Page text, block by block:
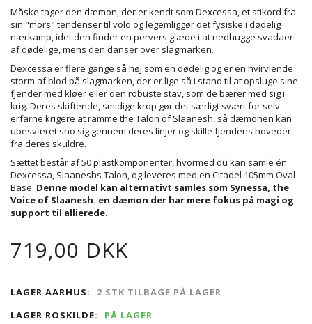
Måske tager den dæmon, der er kendt som Dexcessa, et stikord fra
sin "mors" tendenser til vold og legemliggør det fysiske i dødelig
nærkamp, idet den finder en pervers glæde i at nedhugge svadaer
af dødelige, mens den danser over slagmarken.
Dexcessa er flere gange så høj som en dødelig og er en hvirvlende
storm af blod på slagmarken, der er lige så i stand til at opsluge sine
fjender med kløer eller den robuste stav, som de bærer med sig i
krig. Deres skiftende, smidige krop gør det særligt svært for selv
erfarne krigere at ramme the Talon of Slaanesh, så dæmonen kan
ubesværet sno sig gennem deres linjer og skille fjendens hoveder
fra deres skuldre.
Sættet består af 50 plastkomponenter, hvormed du kan samle én
Dexcessa, Slaaneshs Talon, og leveres med en Citadel 105mm Oval
Base. Denne model kan alternativt samles som Synessa, the
Voice of Slaanesh. en dæmon der har mere fokus på magi og
support til allierede.
719,00 DKK
LAGER AARHUS:
2 STK TILBAGE PÅ LAGER
LAGER ROSKILDE:
PÅ LAGER